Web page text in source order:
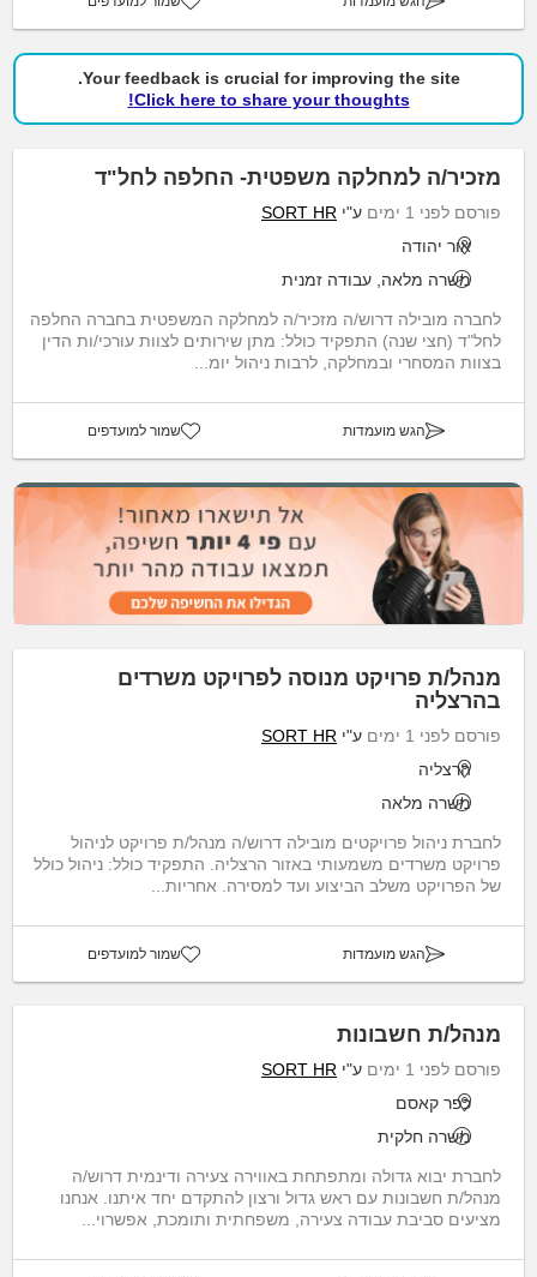
Your feedback is crucial for improving the site.
Click here to share your thoughts!
מזכיר/ה למחלקה משפטית- החלפה לחל"ד
פורסם לפני 1 ימים ע"י SORT HR
אור יהודה
משרה מלאה, עבודה זמנית
לחברה מובילה דרוש/ה מזכיר/ה למחלקה המשפטית בחברה החלפה
לחל"ד (חצי שנה) התפקיד כולל: מתן שירותים לצוות עורכי/ות הדין
בצוות המסחרי ובמחלקה, לרבות ניהול יומ...
הגש מועמדות שמור למועדפים
מנהל/ת פרויקט מנוסה לפרויקט משרדים
בהרצליה
פורסם לפני 1 ימים ע"י SORT HR
הרצליה
משרה מלאה
לחברת ניהול פרויקטים מובילה דרוש/ה מנהל/ת פרויקט לניהול
פרויקט משרדים משמעותי באזור הרצליה. התפקיד כולל: ניהול כולל
של הפרויקט משלב הביצוע ועד למסירה. אחריות...
הגש מועמדות שמור למועדפים
מנהל/ת חשבונות
פורסם לפני 1 ימים ע"י SORT HR
כפר קאסם
משרה חלקית
לחברת יבוא גדולה ומתפתחת באווירה צעירה ודינמית דרוש/ה
מנהל/ת חשבונות עם ראש גדול ורצון להתקדם יחד איתנו. אנחנו
מציעים סביבת עבודה צעירה, משפחתית ותומכת, אפשרוי...